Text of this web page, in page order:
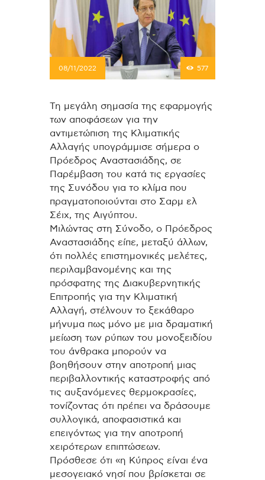
08/11/2022 577
Τη μεγάλη σημασία της εφαρμογής
των αποφάσεων για την
αντιμετώπιση της Κλιματικής
Αλλαγής υπογράμμισε σήμερα ο
Πρόεδρος Αναστασιάδης, σε
Παρέμβαση του κατά τις εργασίες
της Συνόδου για το κλίμα που
πραγματοποιούνται στο Σαρμ ελ
Σέιχ, της Αιγύπτου.
Μιλώντας στη Σύνοδο, ο Πρόεδρος
Αναστασιάδης είπε, μεταξύ άλλων,
ότι πολλές επιστημονικές μελέτες,
περιλαμβανομένης και της
πρόσφατης της Διακυβερνητικής
Επιτροπής για την Κλιματική
Αλλαγή, στέλνουν το ξεκάθαρο
μήνυμα πως μόνο με μια δραματική
μείωση των ρύπων του μονοξειδίου
του άνθρακα μπορούν να
βοηθήσουν στην αποτροπή μιας
περιβαλλοντικής καταστροφής από
τις αυξανόμενες θερμοκρασίες,
τονίζοντας ότι πρέπει να δράσουμε
συλλογικά, αποφασιστικά και
επειγόντως για την αποτροπή
χειρότερων επιπτώσεων.
Πρόσθεσε ότι «η Κύπρος είναι ένα
μεσογειακό νησί που βρίσκεται σε